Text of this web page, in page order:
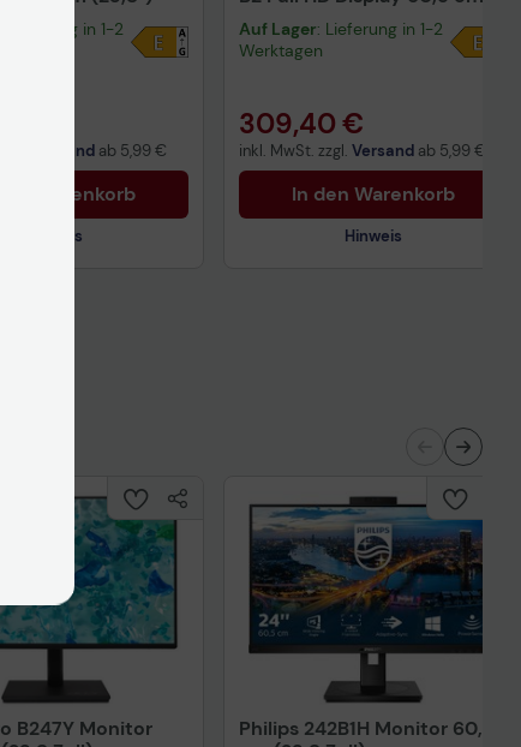
: Lieferung in 1-2
Versand ab 5,99 €
Warenkorb
Hinweis
EU-
(23.8')
Auf Lager: Lieferung in 1-2
Werktagen
309,40 €
inkl. MwSt. zzgl. Versand ab 5,99 €
In den Warenkorb
Hinweis
B247Y Monitor
Philips 242B1H Monitor 60,5